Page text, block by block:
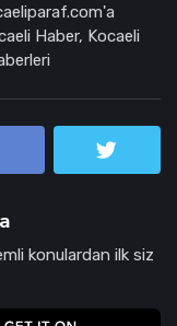
Haber, Kocaeli
konulardan ilk siz